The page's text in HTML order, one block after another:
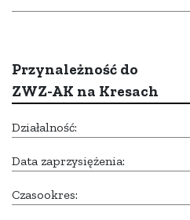
Przynależność do
ZWZ-AK na Kresach
Działalność:
Data zaprzysiężenia:
Czasookres: